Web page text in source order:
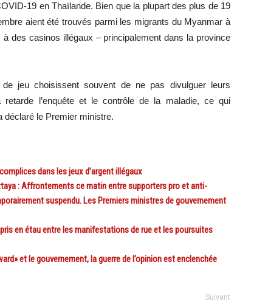
19 en Thaïlande. Bien que la plupart des plus de 19
aient été trouvés parmi les migrants du Myanmar à
des casinos illégaux – principalement dans la province
jeu choisissent souvent de ne pas divulguer leurs
l’enquête et le contrôle de la maladie, ce qui
déclaré le Premier ministre.
dans les jeux d’argent illégaux
: Affrontements ce matin entre supporters pro et anti-
suspendu. Les Premiers ministres de gouvernement
pris en étau entre les manifestations de rue et les poursuites
et le gouvernement, la guerre de l’opinion est enclenchée
Suivant